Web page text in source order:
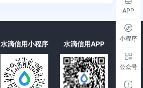
水滴信用小程序 水滴信用APP
APP
小程序
公众号